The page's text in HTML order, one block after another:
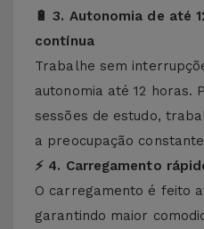
🔋 3. Autonomia de até
contínua
Trabalhe sem
autonomia até 12 horas.
sessões de estudo,
a preocupação
⚡ 4. Carregamento
O carregamento é feito
garantindo maior